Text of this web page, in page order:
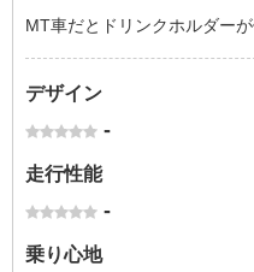
MT車だとドリンクホルダー
デザイン
-
走行性能
-
乗り心地